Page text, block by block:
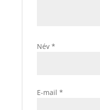
Név *
E-mail *